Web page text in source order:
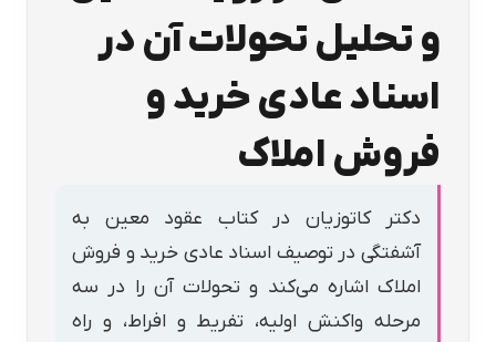
و تحلیل تحولات آن در
اسناد عادی خرید و
فروش املاک
دکتر کاتوزیان در کتاب عقود معین به
آشفتگی در توصیف اسناد عادی خرید و فروش
املاک اشاره می‌کند و تحولات آن را در سه
مرحله واکنش اولیه، تفریط و افراط، و راه